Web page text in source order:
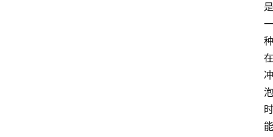
是
一
种
在
冲
泡
时
能